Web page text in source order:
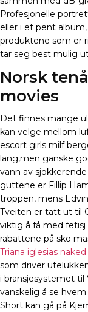
Profesjonelle
eller i et pent
produktene som er
tar seg best mulig
Norsk
movies
Det finnes mange
kan velge mellom
escort girls milf
lang,men ganske
vann av
guttene er Fillip
troppen, mens
Tveiten er tatt ut til
viktig å få med
rabattene på sko
Triana iglesias
som driver
i bransjesystemet til
vanskelig å se
Short kan gå på